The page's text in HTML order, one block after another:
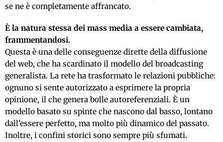
se ne è completamente affrancato.
È la natura stessa dei mass media a essere cambiata,
frammentandosi.
Questa è una delle conseguenze dirette della diffusione
del web, che ha scardinato il modello del broadcasting
generalista. La rete ha trasformato le relazioni pubbliche:
ognuno si sente autorizzato a esprimere la propria
opinione, il che genera bolle autoreferenziali. È un
modello basato su spinte che nascono dal basso, lontano
dall’essere perfetto, ma molto più dinamico del passato.
Inoltre, i confini storici sono sempre più sfumati.